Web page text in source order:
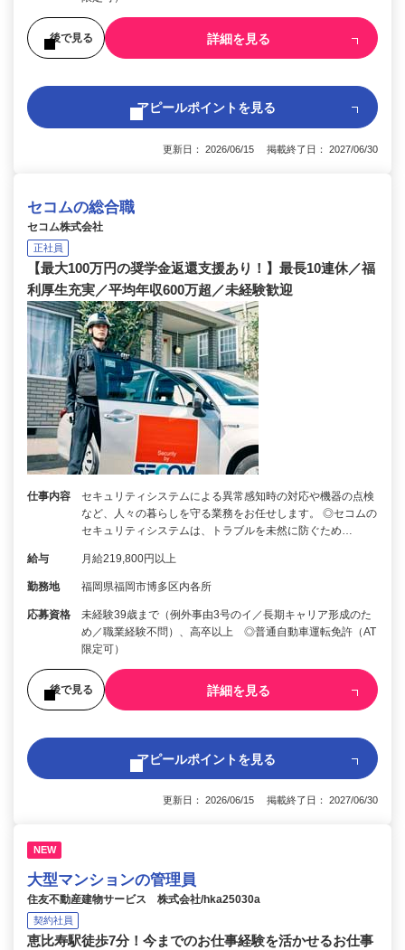
後で見る 詳細を見る
アピールポイントを見る
更新日： 2026/06/15 掲載終了日： 2027/06/30
セコムの総合職
セコム株式会社
正社員
【最大100万円の奨学金返還支援あり！】最長10連休／福
利厚生充実／平均年収600万超／未経験歓迎
仕事内容
セキュリティシステムによる異常感知時の対応や機器の点検
など、人々の暮らしを守る業務をお任せします。 ◎セコムの
セキュリティシステムは、トラブルを未然に防ぐため…
給与 月給219,800円以上
勤務地 福岡県福岡市博多区内各所
応募資格
未経験39歳まで（例外事由3号のイ／長期キャリア形成のた
め／職業経験不問）、高卒以上 ◎普通自動車運転免許（AT
限定可）
後で見る 詳細を見る
アピールポイントを見る
更新日： 2026/06/15 掲載終了日： 2027/06/30
NEW
大型マンションの管理員
住友不動産建物サービス 株式会社/hka25030a
契約社員
恵比寿駅徒歩7分！今までのお仕事経験を活かせるお仕事